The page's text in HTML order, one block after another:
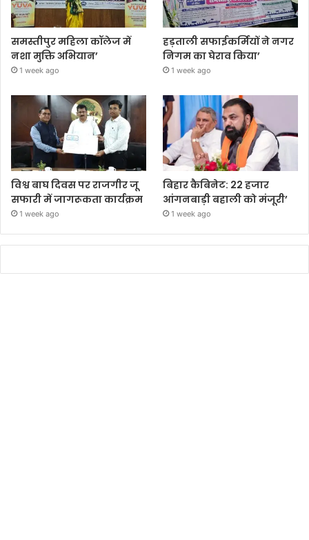
समस्तीपुर महिला कॉलेज में
नशा मुक्ति अभियान’
1 week ago
हड़ताली सफाईकर्मियों ने नगर
निगम का घेराव किया’
1 week ago
विश्व बाघ दिवस पर राजगीर जू
सफारी में जागरूकता कार्यक्रम
1 week ago
बिहार कैबिनेट: 22 हजार
आंगनबाड़ी बहाली को मंजूरी’
1 week ago